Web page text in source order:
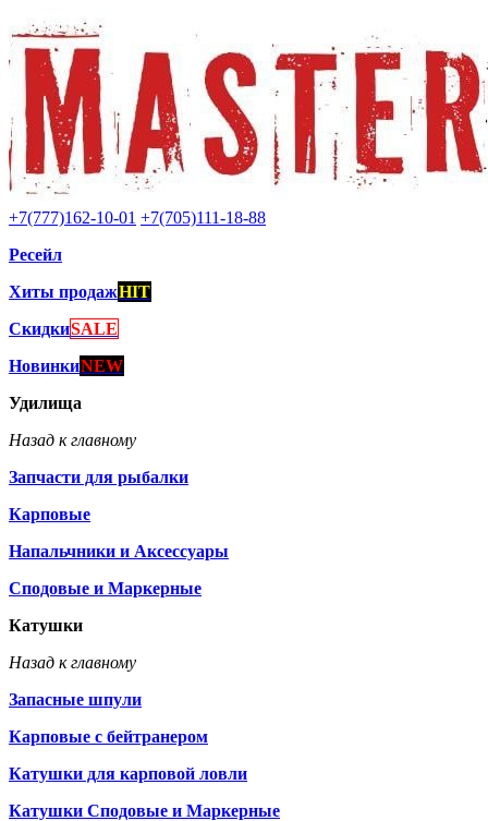
+7(777)162-10-01 +7(705)111-18-88
Ресейл
Хиты продажHIT
СкидкиSALE
НовинкиNEW
Удилища
Назад к главному
Запчасти для рыбалки
Карповые
Напальчники и Аксессуары
Сподовые и Маркерные
Катушки
Назад к главному
Запасные шпули
Карповые с бейтранером
Катушки для карповой ловли
Катушки Сподовые и Маркерные